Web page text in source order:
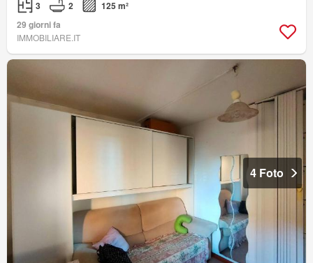
3 2
125 m²
29 giorni fa
IMMOBILIARE.IT
4 Foto